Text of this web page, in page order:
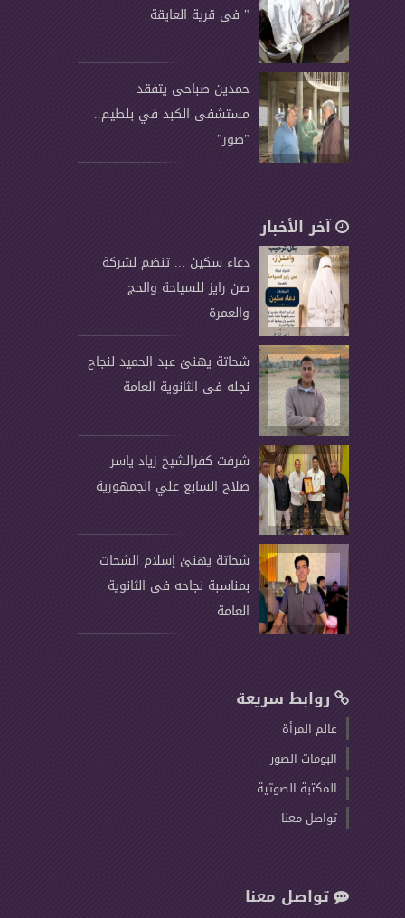
" فى قرية العايقة
حمدين صباحى يتفقد
مستشفى الكبد في بلطيم..
"صور"
آخر الأخبار
دعاء سكين ... تنضم لشركة
صن رايز للسياحة والحج
والعمرة
شحاتة يهنئ عبد الحميد لنجاح
نجله فى الثانوية العامة
شرفت كفرالشيخ زياد ياسر
صلاح السابع علي الجمهورية
شحاتة يهنئ إسلام الشحات
بمناسبة نجاحه فى الثانوية
العامة
روابط سريعة
عالم المرأة
البومات الصور
المكتبة الصوتية
تواصل معنا
تواصل معنا